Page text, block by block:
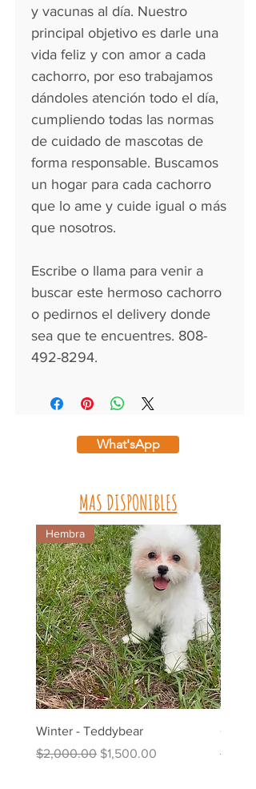
y vacunas al día. Nuestro
principal objetivo es darle una
vida feliz y con amor a cada
cachorro, por eso trabajamos
dándoles atención todo el día,
cumpliendo todas las normas
de cuidado de mascotas de
forma responsable. Buscamos
un hogar para cada cachorro
que lo ame y cuide igual o más
que nosotros.
Escribe o llama para venir a
buscar este hermoso cachorro
o pedirnos el delivery donde
sea que te encuentres. 808-
492-8294.
What'sApp
MAS DISPONIBLES
Hembra
Winter - Teddybear
Precio
$2,000.00 Precio de oferta
$1,500.00
Oreo -
Precio